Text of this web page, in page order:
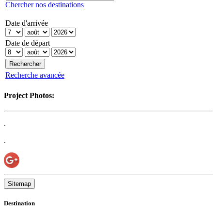
Chercher nos destinations
Date d'arrivée
Date de départ
Recherche avancée
Project Photos:
.
.
Sitemap
Destination